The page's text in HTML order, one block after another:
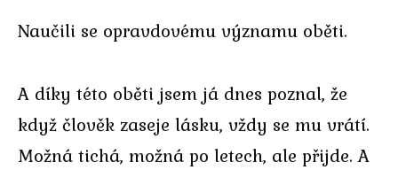
Naučili se opravdovému významu oběti.
A díky této oběti jsem já dnes poznal, že
když člověk zaseje lásku, vždy se mu vrátí.
Možná tichá, možná po letech, ale přijde. A